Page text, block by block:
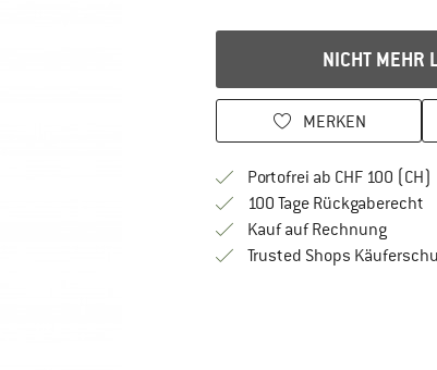
NICHT MEHR
MERKEN
Portofrei ab CHF 100 (CH)
100 Tage Rückgaberecht
Kauf auf RechnungFinde
Trusted Shops